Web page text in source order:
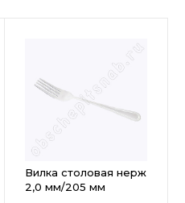
Вилка столовая нерж
2,0 мм/205 мм